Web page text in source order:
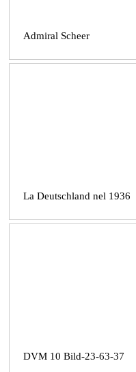
Admiral Scheer
La Deutschland nel 1936
DVM 10 Bild-23-63-37